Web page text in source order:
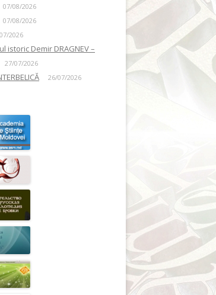
07/08/2026
07/08/2026
2026
istoric Demir DRAGNEV –
27/07/2026
26/07/2026